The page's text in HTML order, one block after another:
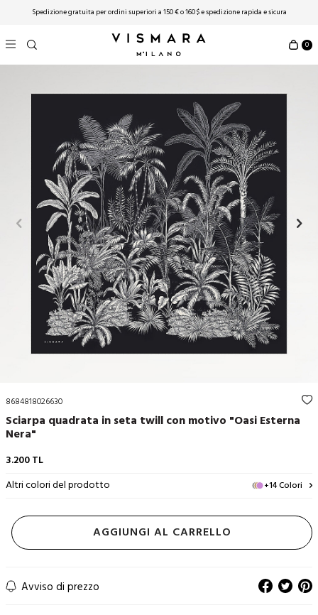
Spedizione gratuita per ordini superiori a 150 € o 160 $ ​​e spedizione rapida e sicura
0
8684818026630
Sciarpa quadrata in seta twill con motivo "Oasi Esterna
Nera"
3.200TL
Altri colori del prodotto
+14 Colori
AGGIUNGI AL CARRELLO
Avviso di prezzo